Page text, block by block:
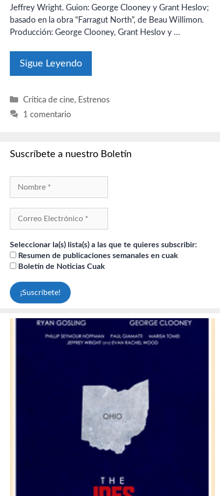
Jeffrey Wright. Guion: George Clooney y Grant Heslov;
basado en la obra “Farragut North”, de Beau Willimon.
Producción: George Clooney, Grant Heslov y …
Sigue Leyendo
Categorías
Crítica de cine, Estrenos
1 comentario
Suscríbete a nuestro Boletín
Seleccionar la(s) lista(s) a las que te quieres subscribir:
Resumen de publicaciones semanales en cuak
Boletín de Noticias Cuak